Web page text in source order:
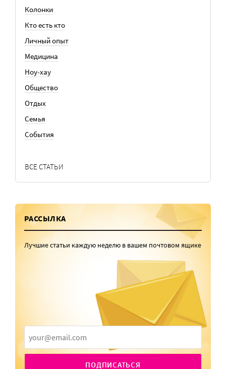
Колонки
Кто есть кто
Личный опыт
Медицина
Ноу-хау
Общество
Отдых
Семья
События
ВСЕ СТАТЬИ
РАССЫЛКА
Лучшие статьи каждую неделю в вашем почтовом ящике
ПОДПИСАТЬСЯ